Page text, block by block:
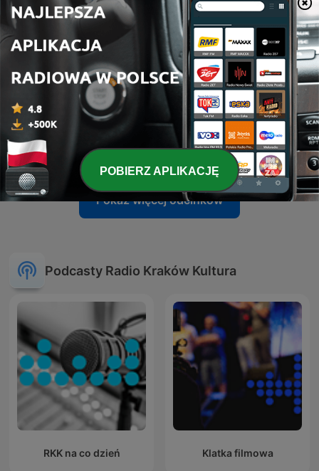
553 - Czuć życie: bardzo. Wojciech Bonowicz o swoim
ostatnim tomie poetyckim
29 lip 2026
Dlaczego dobrzy ludzie przegrywają w polityce?
Maciej Gdula odpowiada Szekspirem
551 - Dlaczego matka staje się potworem? O mrocznej
stronie macierzyństwa w „Mamunie”
22 lip 2026
Pokaż więcej odcinków
Podcasty Radio Kraków Kultura
RKK na co dzień Klatka filmowa
POBIERZ APLIKACJĘ